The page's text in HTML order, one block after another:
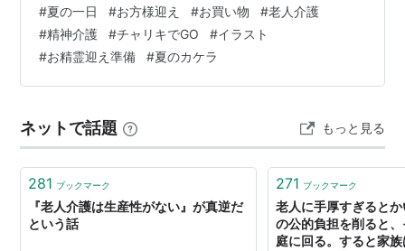
した。 見上げると、空も澄んでて 夏らしい夏空。 で、
本当は今日は、母を整形外科に 連れて行く筈だったので
す。 が。 いざ開診時間になり、迎えに行くと 昨日、自
分から 連れて行ってくれ、頼みます。 言ってた本人が
しようとして…
#夏の一日 #お方様迎え #お買い物 #老人介護
#精神介護 #チャリキでGO #イラスト
#お精霊迎え準備 #夏のカケラ
ネットで話題 もっと見る
281 ブックマーク
『老人介護は生産性がない』が真逆だ
という話
271 ブックマーク
老人に手厚すぎると
の公的負担を削ると
庭に回る。すると家